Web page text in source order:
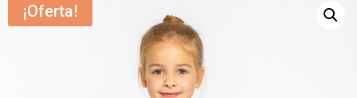
¡Oferta!